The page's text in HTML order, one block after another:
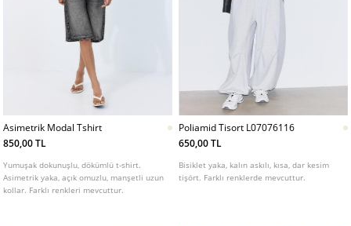
Asimetrik Modal Tshirt
850,00 TL
Yumuşak dokunuşlu, dökümlü t-shirt.
Asimetrik yaka, açık omuzlu, manşetli uzun
kollar. Farklı renkleri mevcuttur.
Poliamid Tisort L07076116
650,00 TL
Bisiklet yaka, kalın askılı, kısa, dar kesim
tişört. Farklı renklerde mevcuttur.